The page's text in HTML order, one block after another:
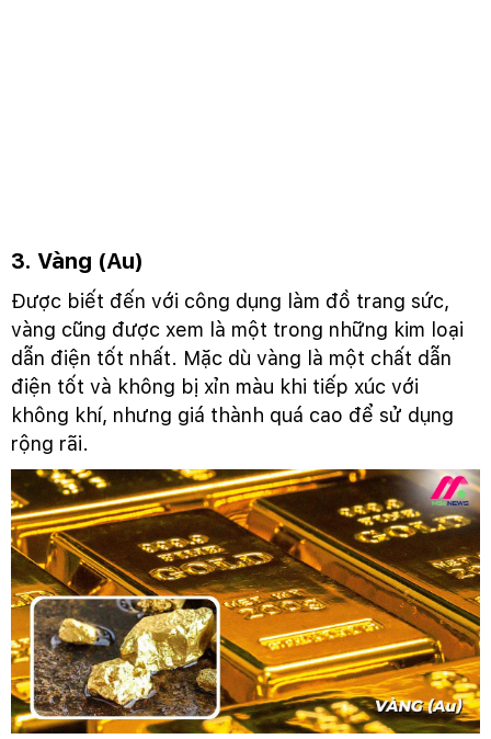
3. Vàng (Au)
Được biết đến với công dụng làm đồ trang sức,
vàng cũng được xem là một trong những kim loại
dẫn điện tốt nhất. Mặc dù vàng là một chất dẫn
điện tốt và không bị xỉn màu khi tiếp xúc với
không khí, nhưng giá thành quá cao để sử dụng
rộng rãi.